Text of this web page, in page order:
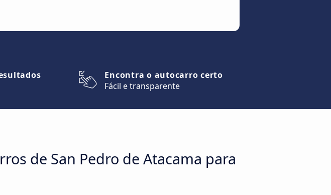
Encontra o autocarro certo
Fácil e transparente
de San Pedro de Atacama para